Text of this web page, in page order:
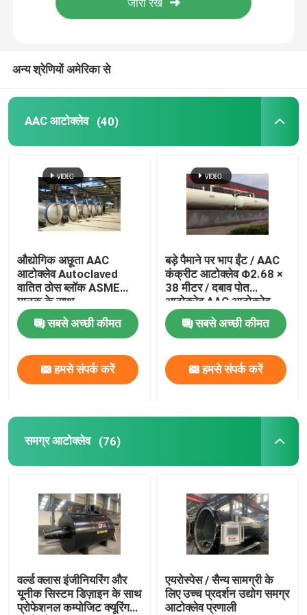
गुणवत्ता नियंत्रण
हमसे संपर्क करें
समाचार
मामले
AAC आटोक्लेव
आटोक्लेव vulcanizing
टुकड़े टुकड़े में काँच आटोक्लेव
औद्योगिक आटोक्लेव
कार्बन फाइबर उत्पाद
अन्य श्रेणियों अमेरिका से
AAC आटोक्लेव (40)
औद्योगिक अछूता AAC
आटोक्लेव Autoclaved
वातित ठोस ब्लॉक ASME
मानक के साथ
सबसे अच्छी कीमत
हमसे संपर्क करें
बड़े पैमाने पर भाप ईंट / AAC
कंक्रीट आटोक्लेव Φ2.68 ×
38 मीटर / दबाव पोत
आटोक्लेव AAC आटोक्लेव
सबसे अच्छी कीमत
हमसे संपर्क करें
समग्र आटोक्लेव (76)
वर्ल्ड क्लास इंजीनियरिंग और
यूनीक सिस्टम डिज़ाइन के साथ
प्रोफेशनल कम्पोजिट क्यूरिंग
एयरोस्पेस / सैन्य सामग्री के
लिए उच्च प्रदर्शन उद्योग समग्र
आटोक्लेव प्रणाली